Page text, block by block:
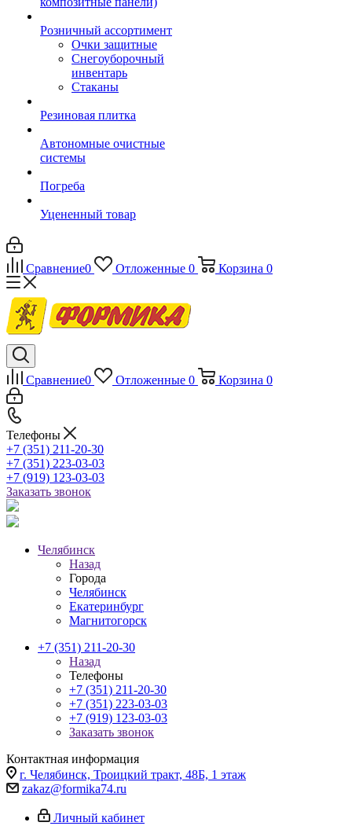
Розничный ассортимент
Очки защитные
Снегоуборочный
инвентарь
Стаканы
Резиновая плитка
Автономные очистные
системы
Погреба
Уцененный товар
Сравнение0 Отложенные 0 Корзина 0
Сравнение0 Отложенные 0 Корзина 0
Телефоны
+7 (351) 211-20-30
+7 (351) 223-03-03
+7 (919) 123-03-03
Заказать звонок
Челябинск
Назад
Города
Челябинск
Екатеринбург
Магнитогорск
+7 (351) 211-20-30
Назад
Телефоны
+7 (351) 211-20-30
+7 (351) 223-03-03
+7 (919) 123-03-03
Заказать звонок
Контактная информация
г. Челябинск, Троицкий тракт, 48Б, 1 этаж
zakaz@formika74.ru
Личный кабинет